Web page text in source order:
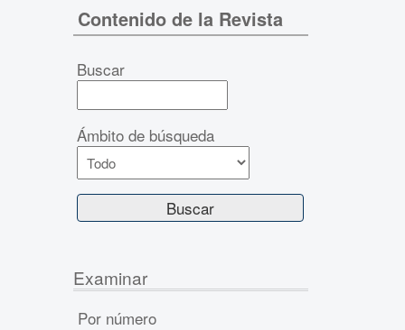
Contenido de la Revista
Buscar
Ámbito de búsqueda
Examinar
Por número